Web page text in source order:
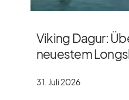
Viking Dagur:
neuestem
31. Juli 2026